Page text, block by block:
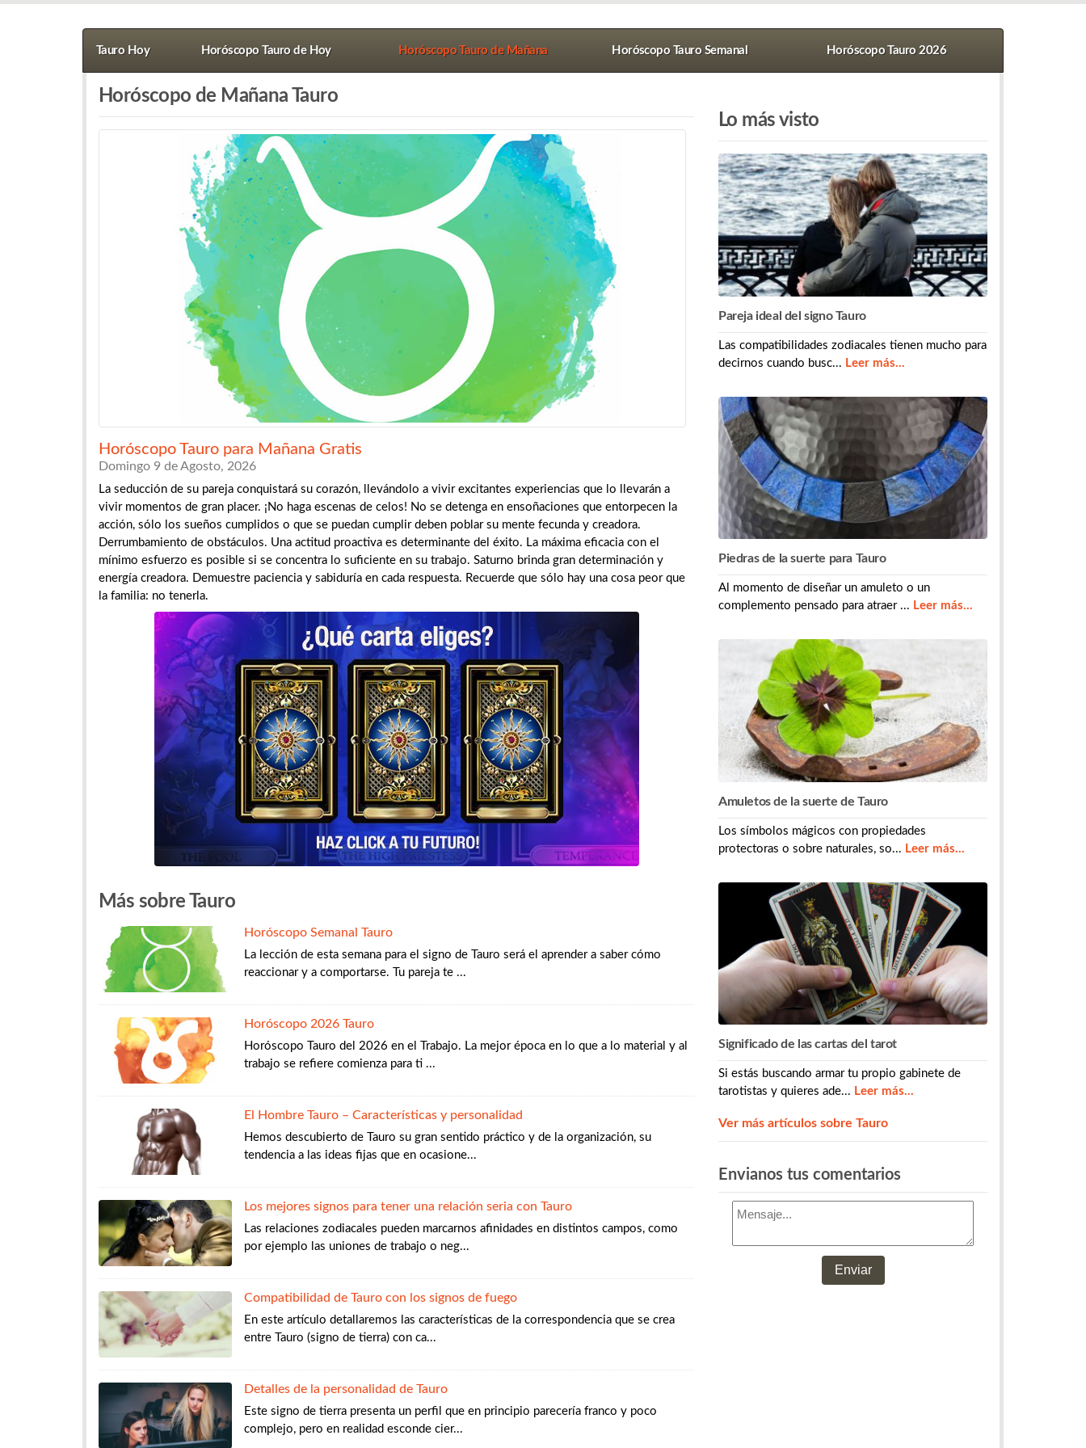
Tauro Hoy Horóscopo Tauro de Hoy Horóscopo Tauro de Mañana Horóscopo Tauro Semanal Horóscopo Tauro 2026
Horóscopo de Mañana Tauro
Horóscopo Tauro para Mañana Gratis
Domingo 9 de Agosto, 2026
La seducción de su pareja conquistará su corazón, llevándolo a vivir excitantes experiencias que lo llevarán a
vivir momentos de gran placer. ¡No haga escenas de celos! No se detenga en ensoñaciones que entorpecen la
acción, sólo los sueños cumplidos o que se puedan cumplir deben poblar su mente fecunda y creadora.
Derrumbamiento de obstáculos. Una actitud proactiva es determinante del éxito. La máxima eficacia con el
mínimo esfuerzo es posible si se concentra lo suficiente en su trabajo. Saturno brinda gran determinación y
energía creadora. Demuestre paciencia y sabiduría en cada respuesta. Recuerde que sólo hay una cosa peor que
la familia: no tenerla.
Más sobre Tauro
Horóscopo Semanal Tauro
La lección de esta semana para el signo de Tauro será el aprender a saber cómo
reaccionar y a comportarse. Tu pareja te ...
Horóscopo 2026 Tauro
Horóscopo Tauro del 2026 en el Trabajo. La mejor época en lo que a lo material y al
trabajo se refiere comienza para ti ...
El Hombre Tauro – Características y personalidad
Hemos descubierto de Tauro su gran sentido práctico y de la organización, su
tendencia a las ideas fijas que en ocasione...
Los mejores signos para tener una relación seria con Tauro
Las relaciones zodiacales pueden marcarnos afinidades en distintos campos, como
por ejemplo las uniones de trabajo o neg...
Compatibilidad de Tauro con los signos de fuego
En este artículo detallaremos las características de la correspondencia que se crea
entre Tauro (signo de tierra) con ca...
Detalles de la personalidad de Tauro
Este signo de tierra presenta un perfil que en principio parecería franco y poco
complejo, pero en realidad esconde cier...
Lo más visto
Pareja ideal del signo Tauro
Las compatibilidades zodiacales tienen mucho para
decirnos cuando busc... Leer más...
Piedras de la suerte para Tauro
Al momento de diseñar un amuleto o un
complemento pensado para atraer ... Leer más...
Amuletos de la suerte de Tauro
Los símbolos mágicos con propiedades
protectoras o sobre naturales, so... Leer más...
Significado de las cartas del tarot
Si estás buscando armar tu propio gabinete de
tarotistas y quieres ade... Leer más...
Ver más artículos sobre Tauro
​​​​​​​​​Envianos tus comentarios